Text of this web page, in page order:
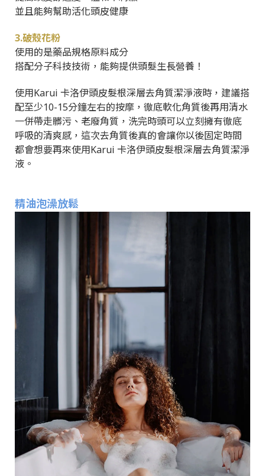
並且能夠幫助活化頭皮健康
3.破殼花粉
使用的是藥品規格原料成分
搭配分子科技技術，能夠提供頭髮生長營養！
使用Karui 卡洛伊頭皮髮根深層去角質潔淨液時，建議搭
配至少10-15分鐘左右的按摩，徹底軟化角質後再用清水
一併帶走髒污、老廢角質，洗完時頭可以立刻擁有徹底
呼吸的清爽感，這次去角質後真的會讓你以後固定時間
都會想要再來使用Karui 卡洛伊頭皮髮根深層去角質潔淨
液。
精油泡澡放鬆